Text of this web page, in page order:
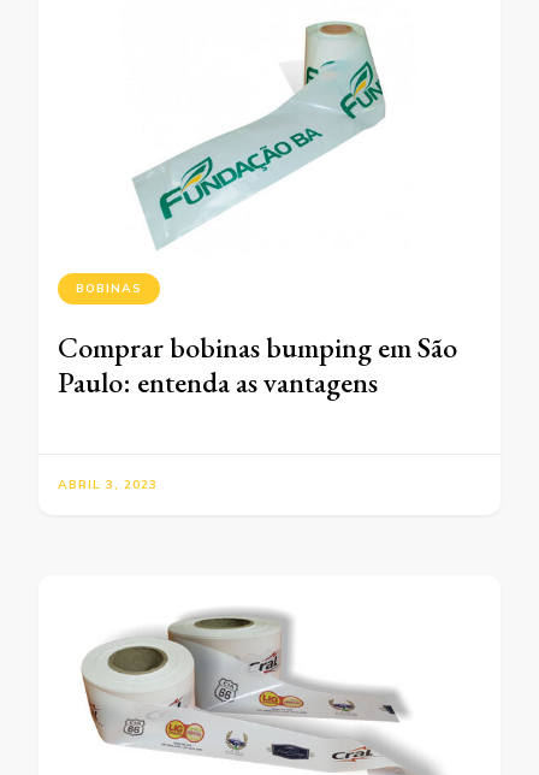
BOBINAS
Comprar bobinas bumping em São
Paulo: entenda as vantagens
ABRIL 3, 2023